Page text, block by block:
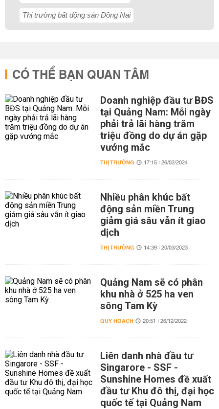
Thị trường bất động sản Đồng Nai
CÓ THỂ BẠN QUAN TÂM
Doanh nghiệp đầu tư BĐS
tại Quảng Nam: Mỗi ngày
phải trả lãi hàng trăm
triệu đồng do dự án gặp
vướng mắc
THỊ TRƯỜNG 17:15 | 26/02/2024
Nhiều phân khúc bất
động sản miền Trung
giảm giá sâu vẫn ít giao
dịch
THỊ TRƯỜNG 14:39 | 20/03/2023
Quảng Nam sẽ có phân
khu nhà ở 525 ha ven
sông Tam Kỳ
QUY HOẠCH 20:51 | 26/12/2022
Liên danh nhà đầu tư
Singarore - SSF -
Sunshine Homes đề xuất
đầu tư Khu đô thị, đại học
quốc tế tại Quảng Nam